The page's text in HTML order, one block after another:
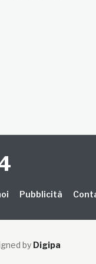
Pubblicità
by Digipa